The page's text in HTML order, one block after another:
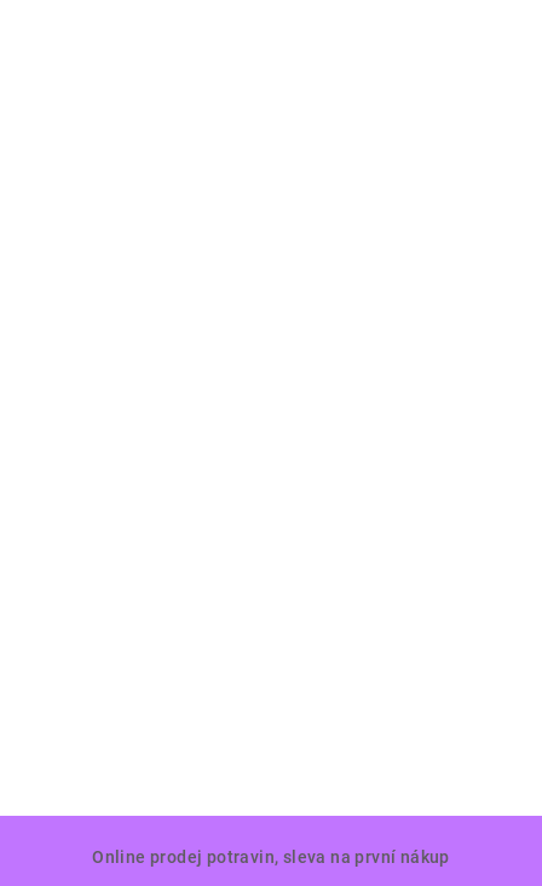
Online prodej potravin, sleva na první nákup